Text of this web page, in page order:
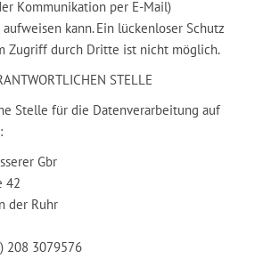
Kommunikation per E-Mail)
kann. Ein lückenloser Schutz
Zugriff durch Dritte ist nicht möglich.
STELLE
Stelle für die Datenverarbeitung auf
Gbr
42
der Ruhr
208 3079576